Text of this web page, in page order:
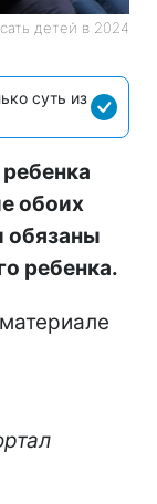
детей в 2024
суть из
обоих
обязаны
ребенка.